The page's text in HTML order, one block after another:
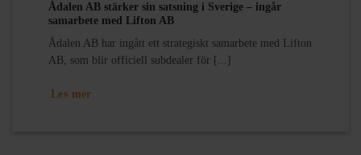
Ådalen AB stärker sin satsning i Sverige – ingår
samarbete med Lifton AB
Ådalen AB har ingått ett strategiskt samarbete med Lifton
AB, som blir officiell subdealer för [...]
Les mer